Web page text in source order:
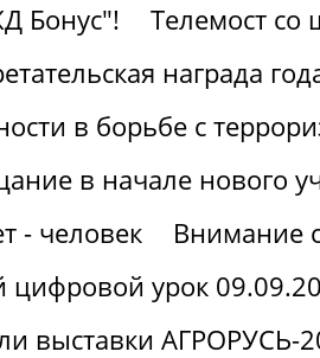
Бонус"!
Телемост
награда
в борьбе с
в начале нового
- человек
Внимание
цифровой урок
выставки АГРОРУСЬ-